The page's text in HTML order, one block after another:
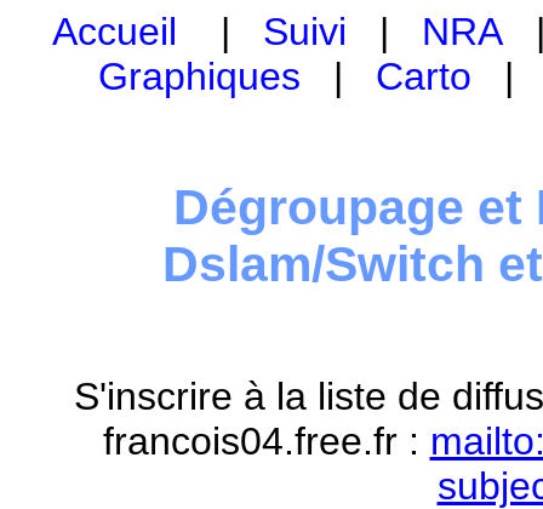
Accueil | Suivi | NRA
Graphiques | Carto
Dégroupage et
Dslam/Switch
S'inscrire à la liste de
francois04.free.fr :